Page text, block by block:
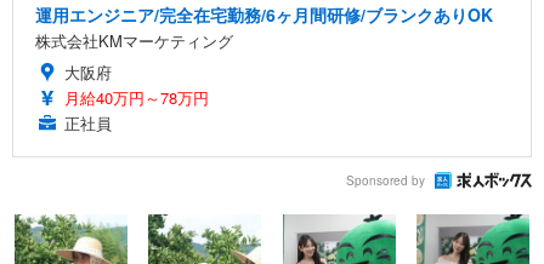
運用エンジニア/完全在宅勤務/6ヶ月間研修/ブランクありOK
株式会社KMマーケティング
大阪府
月給40万円～78万円
正社員
Sponsored by